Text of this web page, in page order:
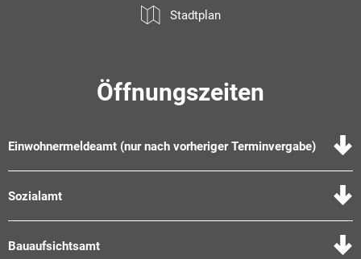
Stadtplan
Öffnungszeiten
Einwohnermeldeamt (nur nach vorheriger Terminvergabe)
Sozialamt
Bauaufsichtsamt